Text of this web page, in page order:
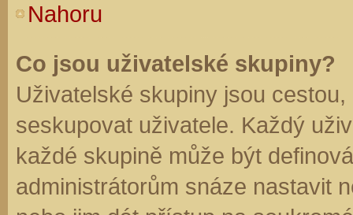
Nahoru
Co jsou uživatelské skupiny?
Uživatelské skupiny jsou
seskupovat uživatele. Každý
každé skupině může být
administrátorům snáze nastavit